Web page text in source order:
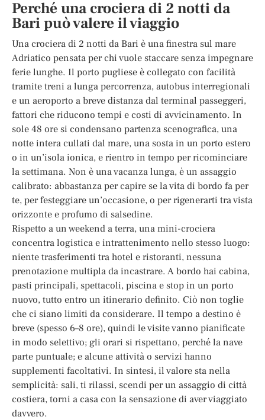
Perché una crociera di 2 notti da
Bari può valere il viaggio
Una crociera di 2 notti da Bari è una finestra sul mare
Adriatico pensata per chi vuole staccare senza impegnare
ferie lunghe. Il porto pugliese è collegato con facilità
tramite treni a lunga percorrenza, autobus interregionali
e un aeroporto a breve distanza dal terminal passeggeri,
fattori che riducono tempi e costi di avvicinamento. In
sole 48 ore si condensano partenza scenografica, una
notte intera cullati dal mare, una sosta in un porto estero
o in un’isola ionica, e rientro in tempo per ricominciare
la settimana. Non è una vacanza lunga, è un assaggio
calibrato: abbastanza per capire se la vita di bordo fa per
te, per festeggiare un’occasione, o per rigenerarti tra vista
orizzonte e profumo di salsedine.
Rispetto a un weekend a terra, una mini-crociera
concentra logistica e intrattenimento nello stesso luogo:
niente trasferimenti tra hotel e ristoranti, nessuna
prenotazione multipla da incastrare. A bordo hai cabina,
pasti principali, spettacoli, piscina e stop in un porto
nuovo, tutto entro un itinerario definito. Ciò non toglie
che ci siano limiti da considerare. Il tempo a destino è
breve (spesso 6–8 ore), quindi le visite vanno pianificate
in modo selettivo; gli orari si rispettano, perché la nave
parte puntuale; e alcune attività o servizi hanno
supplementi facoltativi. In sintesi, il valore sta nella
semplicità: sali, ti rilassi, scendi per un assaggio di città
costiera, torni a casa con la sensazione di aver viaggiato
davvero.